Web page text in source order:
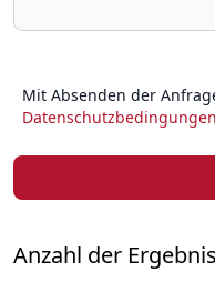
Mit Absenden der
Datenschutzbedingungen
Anzahl der